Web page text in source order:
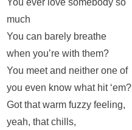
much
You can barely breathe
when you’re with them?
You meet and neither one of
you even know what hit ‘em?
Got that warm fuzzy feeling,
yeah, that chills,